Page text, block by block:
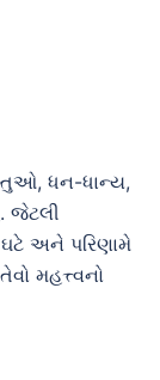
ધન-ધાન્ય,
જેટલી
અને પરિણામે
મહત્ત્વનો